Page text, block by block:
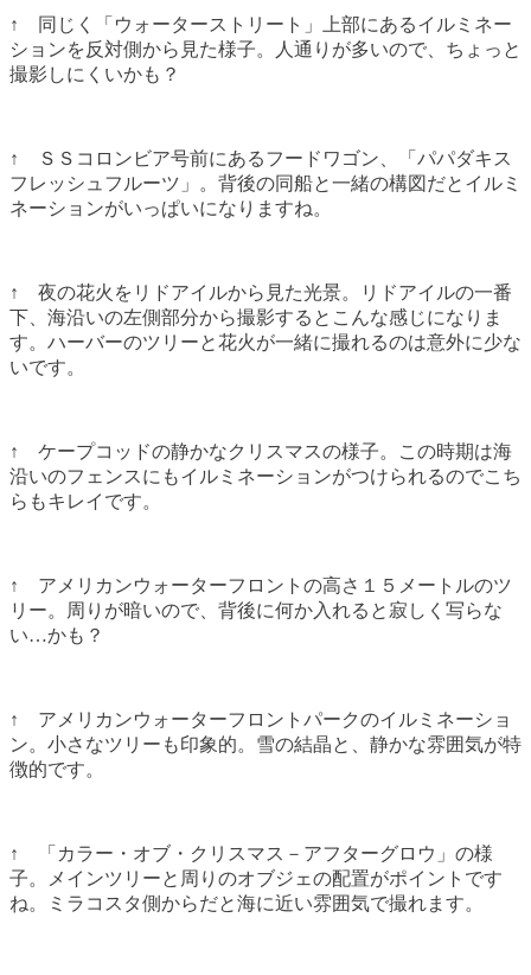
↑ 同じく「ウォーターストリート」上部にあるイルミネー
ションを反対側から見た様子。人通りが多いので、ちょっと
撮影しにくいかも？
↑ ＳＳコロンビア号前にあるフードワゴン、「パパダキス
フレッシュフルーツ」。背後の同船と一緒の構図だとイルミ
ネーションがいっぱいになりますね。
↑ 夜の花火をリドアイルから見た光景。リドアイルの一番
下、海沿いの左側部分から撮影するとこんな感じになりま
す。ハーバーのツリーと花火が一緒に撮れるのは意外に少な
いです。
↑ ケープコッドの静かなクリスマスの様子。この時期は海
沿いのフェンスにもイルミネーションがつけられるのでこち
らもキレイです。
↑ アメリカンウォーターフロントの高さ１５メートルのツ
リー。周りが暗いので、背後に何か入れると寂しく写らな
い…かも？
↑ アメリカンウォーターフロントパークのイルミネーショ
ン。小さなツリーも印象的。雪の結晶と、静かな雰囲気が特
徴的です。
↑ 「カラー・オブ・クリスマス－アフターグロウ」の様
子。メインツリーと周りのオブジェの配置がポイントです
ね。ミラコスタ側からだと海に近い雰囲気で撮れます。